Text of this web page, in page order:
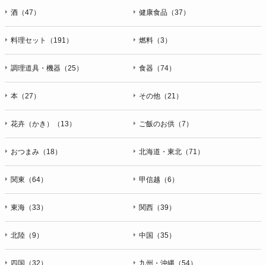
酒（47） 健康食品（37）
料理セット（191） 燃料（3）
調理道具・機器（25） 食器（74）
本（27） その他（21）
花卉（かき）（13） ご飯のお供（7）
おつまみ（18） 北海道・東北（71）
関東（64） 甲信越（6）
東海（33） 関西（39）
北陸（9） 中国（35）